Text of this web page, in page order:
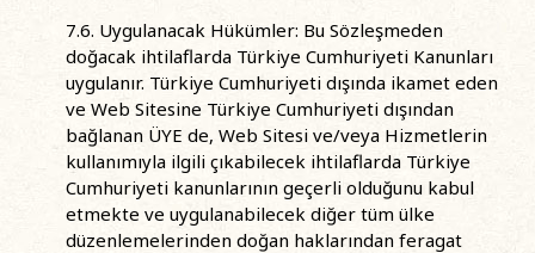
7.6. Uygulanacak Hükümler: Bu Sözleşmeden
doğacak ihtilaflarda Türkiye Cumhuriyeti Kanunları
uygulanır. Türkiye Cumhuriyeti dışında ikamet eden
ve Web Sitesine Türkiye Cumhuriyeti dışından
bağlanan ÜYE de, Web Sitesi ve/veya Hizmetlerin
kullanımıyla ilgili çıkabilecek ihtilaflarda Türkiye
Cumhuriyeti kanunlarının geçerli olduğunu kabul
etmekte ve uygulanabilecek diğer tüm ülke
düzenlemelerinden doğan haklarından feragat